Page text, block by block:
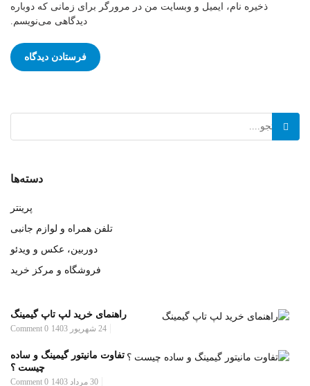
ذخیره نام، ایمیل و وبسایت من در مرورگر برای زمانی که دوباره
دیدگاهی می‌نویسم.
دسته‌ها
پرینتر
تلفن همراه و لوازم جانبی
دوربین، عکس و ویدئو
فروشگاه و مرکز خرید
راهنمای خرید لپ تاپ گیمینگ
24 شهریور 1403 0 Comment
تفاوت مانیتور گیمینگ و ساده
چیست ؟
30 مرداد 1403 0 Comment